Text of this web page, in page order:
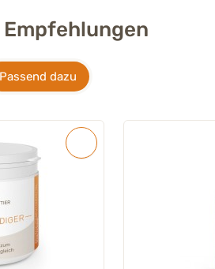
Empfehlungen
Passend dazu